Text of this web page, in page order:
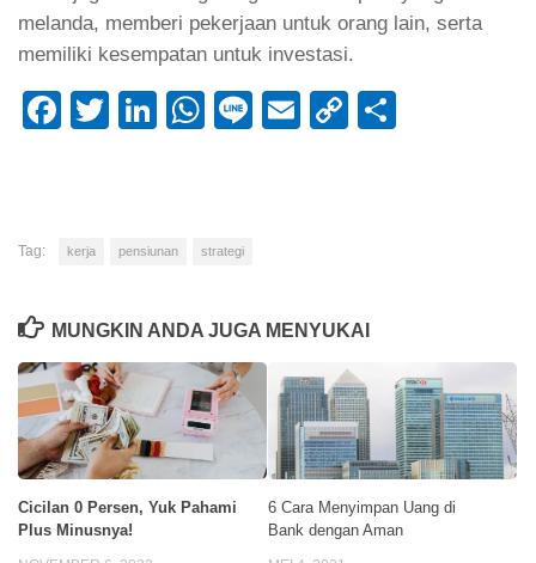
melanda, memberi pekerjaan untuk orang lain, serta
memiliki kesempatan untuk investasi.
Facebook
TwitterLinkedIn
WhatsApp
LineEmailCopy
Tag: kerja pensiunan strategi
MUNGKIN ANDA JUGA MENYUKAI
Cicilan 0 Persen, Yuk Pahami
Plus Minusnya!
6 Cara Menyimpan Uang di
Bank dengan Aman